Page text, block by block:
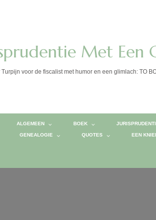
Met Een
Turpijn voor de fiscalist met humor en een glimlach: TO
ALGEMEEN BOEK
GENEALOGIE QUOTES EEN